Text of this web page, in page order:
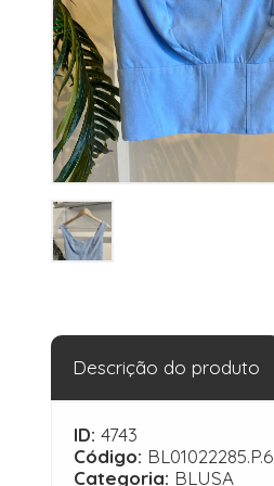
Descrição do produto
ID: 4743
Código: BL01022285.P.6
Categoria: BLUSA